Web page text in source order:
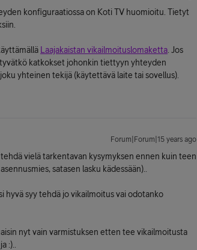
konfiguraatiossa on Koti TV huomioitu. Tietyt
Laajakaistan vikailmoituslomaketta . Jos
katkokset johonkin tiettyyn yhteyden
yhteinen tekijä (käytettävä laite tai sovellus).
Forum|Forum|15 years ago
vielä tarkentavan kysymyksen ennen kuin teen
satasen lasku kädessään)..
hyvä syy tehdä jo vikailmoitus vai odotanko
nyt vain varmistuksen etten tee vikailmoitusta
:)..